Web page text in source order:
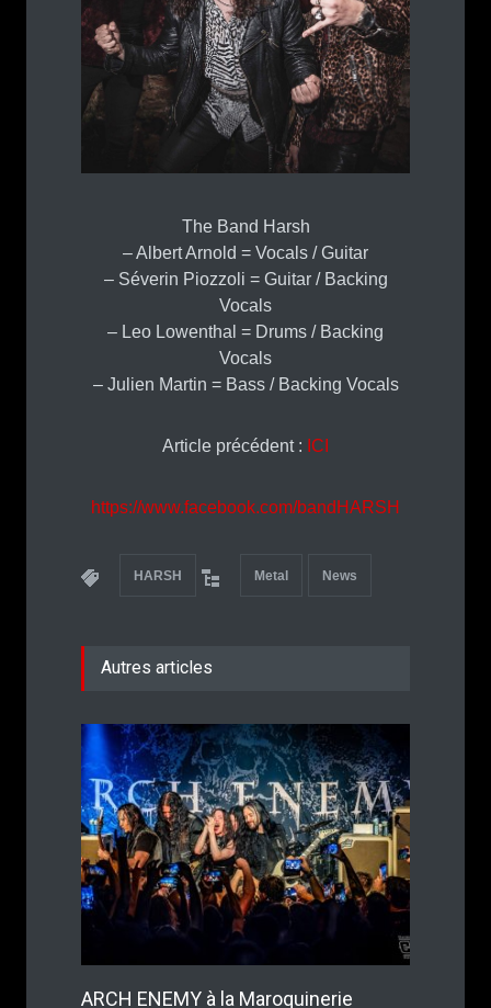
The Band Harsh
– Albert Arnold = Vocals / Guitar
– Séverin Piozzoli = Guitar / Backing
Vocals
– Leo Lowenthal = Drums / Backing
Vocals
– Julien Martin = Bass / Backing Vocals
Article précédent : ICI
https://www.facebook.com/bandHARSH
HARSH Metal News
Autres articles
ARCH ENEMY à la Maroquinerie